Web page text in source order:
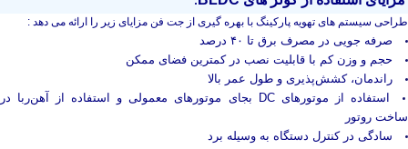
طراحى سیستم هاى تهویه پارکینگ با بهره گیرى از جت فن مزایاى زیر را ارائه مى دهد :
صرفه جویی در مصرف برق تا ۴۰ درصد
حجم و وزن کم با قابلیت نصب در کمترین فضای ممکن
راندمان، کشش‌پذیری و طول عمر بالا
استفاده از موتورهای DC بجای موتورهای معمولی و استفاده از آهن‌ربا در
ساخت روتور
سادگی در کنترل دستگاه به وسیله برد